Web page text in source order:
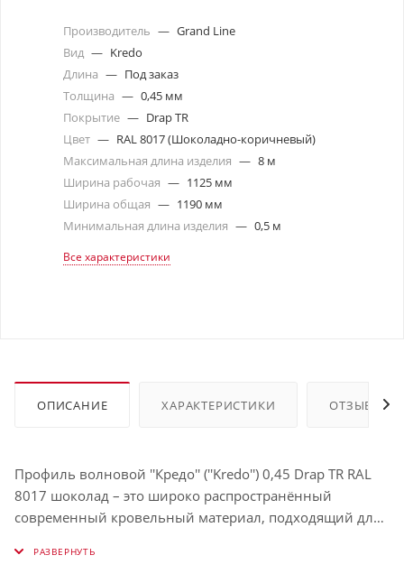
Производитель — Grand Line
Вид — Kredo
Длина — Под заказ
Толщина — 0,45 мм
Покрытие — Drap TR
Цвет — RAL 8017 (Шоколадно-коричневый)
Максимальная длина изделия — 8 м
Ширина рабочая — 1125 мм
Ширина общая — 1190 мм
Минимальная длина изделия — 0,5 м
Все характеристики
ОПИСАНИЕ ХАРАКТЕРИСТИКИ ОТЗЫВЫ
Профиль волновой ''Кредо'' (''Kredo'') 0,45 Drap TR RAL
8017 шоколад – это широко распространённый
современный кровельный материал, подходящий для
доступной цене, а также выдающимся